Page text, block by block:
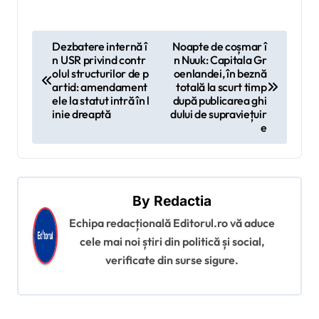
a
r
e
î
n
r
Dezbatere internă î
n USR privind contr
olul structurilor de p
artid: amendament
ele la statut intră în l
inie dreaptă
Noapte de coșmar î
n Nuuk: Capitala Gr
oenlandei, în beznă
totală la scurt timp
după publicarea ghi
dului de supraviețuir
e
By Redactia
Echipa redacțională Editorul.ro vă aduce
cele mai noi știri din politică și social,
verificate din surse sigure.